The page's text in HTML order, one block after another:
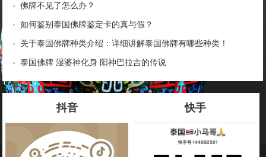
佛牌不见了怎么办？
如何鉴别泰国佛牌鉴定卡的真与假？
关于泰国佛牌种类介绍：详细讲解泰国佛牌有哪些种类！
泰国佛牌 湿婆神化身 阳神巴拉吉的传说
抖音 快手